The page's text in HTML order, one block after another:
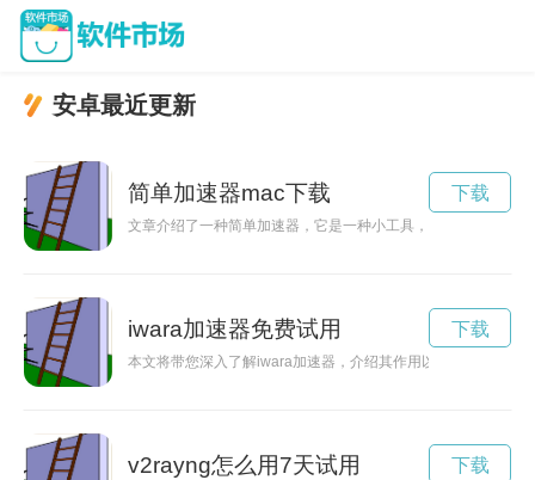
安卓最近更新
简单加速器mac下载
文章介绍了一种简单加速器，它是一种小工具，可帮助用户提
下载
iwara加速器免费试用
本文将带您深入了解iwara加速器，介绍其作用以及如何优化观
下载
v2rayng怎么用7天试用 下载